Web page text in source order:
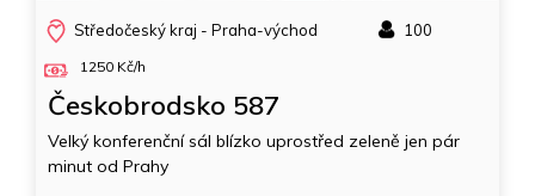
Středočeský kraj - Praha-východ 100
1250 Kč/h
Českobrodsko 587
Velký konferenční sál blízko uprostřed zeleně jen pár
minut od Prahy